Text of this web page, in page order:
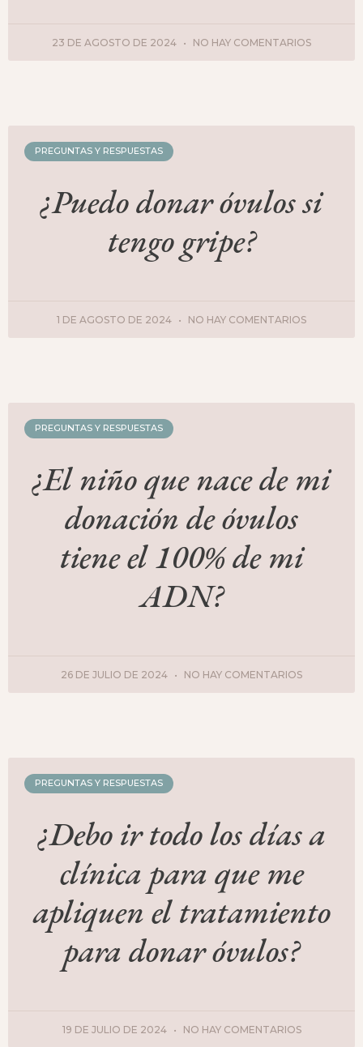
23 DE AGOSTO DE 2024 NO HAY COMENTARIOS
PREGUNTAS Y RESPUESTAS
¿Puedo donar óvulos si
tengo gripe?
1 DE AGOSTO DE 2024 NO HAY COMENTARIOS
PREGUNTAS Y RESPUESTAS
¿El niño que nace de mi
donación de óvulos
tiene el 100% de mi
ADN?
26 DE JULIO DE 2024 NO HAY COMENTARIOS
PREGUNTAS Y RESPUESTAS
¿Debo ir todo los días a
clínica para que me
apliquen el tratamiento
para donar óvulos?
19 DE JULIO DE 2024 NO HAY COMENTARIOS